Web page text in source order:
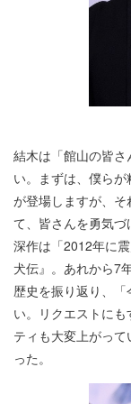
結木は「館山の皆
い。まずは、僕ら
が登場しますが、
て、皆さんを勇気づ
深作は「2012年に
犬伝』。あれから7
歴史を振り返り、
い。リクエストに
ティも大変上がっ
った。